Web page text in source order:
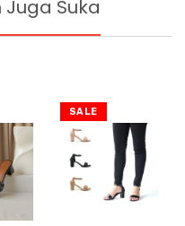
Suka
SALE